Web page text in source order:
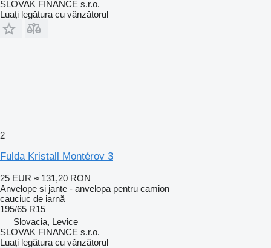
SLOVAK FINANCE s.r.o.
Luați legătura cu vânzătorul
2
Fulda Kristall Montérov 3
25 EUR ≈ 131,20 RON
Anvelope si jante - anvelopa pentru camion
cauciuc de iarnă
195/65 R15
Slovacia, Levice
SLOVAK FINANCE s.r.o.
Luați legătura cu vânzătorul